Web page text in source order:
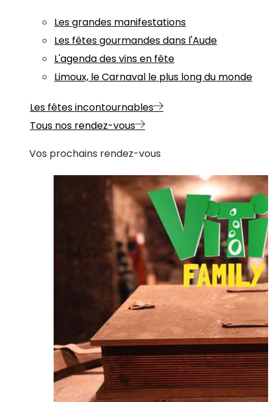
Les grandes manifestations
Les fêtes gourmandes dans l'Aude
L'agenda des vins en fête
Limoux, le Carnaval le plus long du monde
Les fêtes incontournables
Tous nos rendez-vous
Vos prochains rendez-vous